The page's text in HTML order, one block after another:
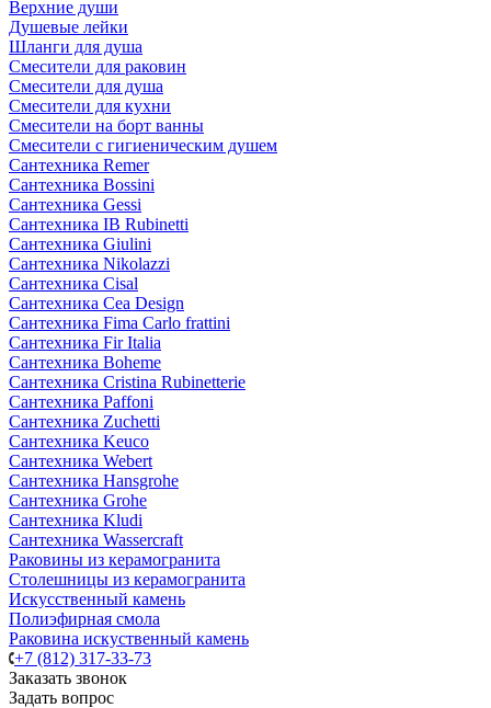
Верхние души
Душевые лейки
Шланги для душа
Смесители для раковин
Смесители для душа
Смесители для кухни
Смесители на борт ванны
Смесители с гигиеническим душем
Сантехника Remer
Сантехника Bossini
Сантехника Gessi
Сантехника IB Rubinetti
Сантехника Giulini
Сантехника Nikolazzi
Сантехника Cisal
Сантехника Cea Design
Сантехника Fima Carlo frattini
Сантехника Fir Italia
Сантехника Boheme
Сантехника Cristina Rubinetterie
Сантехника Paffoni
Сантехника Zuchetti
Сантехника Keuco
Сантехника Webert
Сантехника Hansgrohe
Сантехника Grohe
Сантехника Kludi
Сантехника Wassercraft
Раковины из керамогранита
Столешницы из керамогранита
Искусственный камень
Полиэфирная смола
Раковина искуственный камень
+7 (812) 317-33-73
Заказать звонок
Задать вопрос